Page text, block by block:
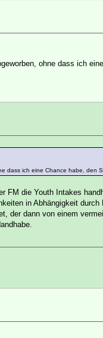
ohne dass ich
dass ich eine Chance habe,
FM die Youth Intakes
in Abhängigkeit
der dann von einem